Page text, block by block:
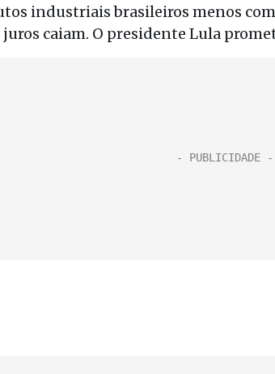
industriais brasileiros menos
caiam. O presidente Lula